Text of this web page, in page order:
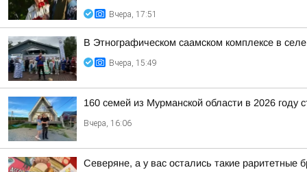
Вчера, 17:51
В Этнографическом саамском комплексе в
Вчера, 15:49
160 семей из Мурманской области в 2026
Вчера, 16:06
Северяне, а у вас остались такие раритетные